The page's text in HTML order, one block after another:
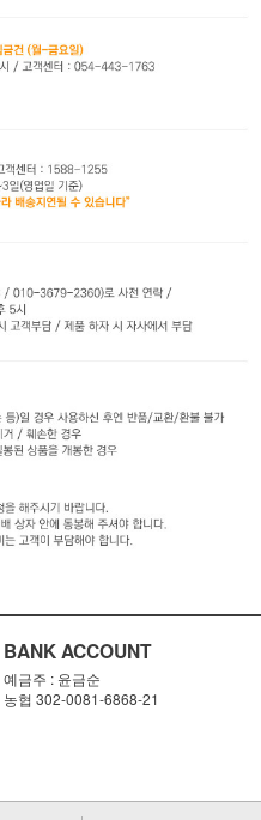
BANK ACCOUNT
예금주 : 윤금순
농협 302-0081-6868-21